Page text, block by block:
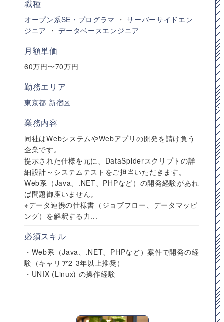
職種
オープン系SE・プログラマ ・サーバーサイドエン
ジニア
・データベースエンジニア
月額単価
60万円〜70万円
勤務エリア
東京都 新宿区
業務内容
同社はWebシステムやWebアプリの開発を請け負う
企業です。
提示された仕様を元に、DataSpiderスクリプトの詳
細設計～システムテストをご担当いただきます。
Web系（Java、.NET、PHPなど）の開発経験があれ
ば問題御座いません。
※データ連携の仕様書（ジョブフロー、データマッピ
ング）を解釈する力...
必須スキル
・Web系（Java、.NET、PHPなど）案件で開発の経
験（キャリア2-3年以上推奨）
・UNIX (Linux) の操作経験